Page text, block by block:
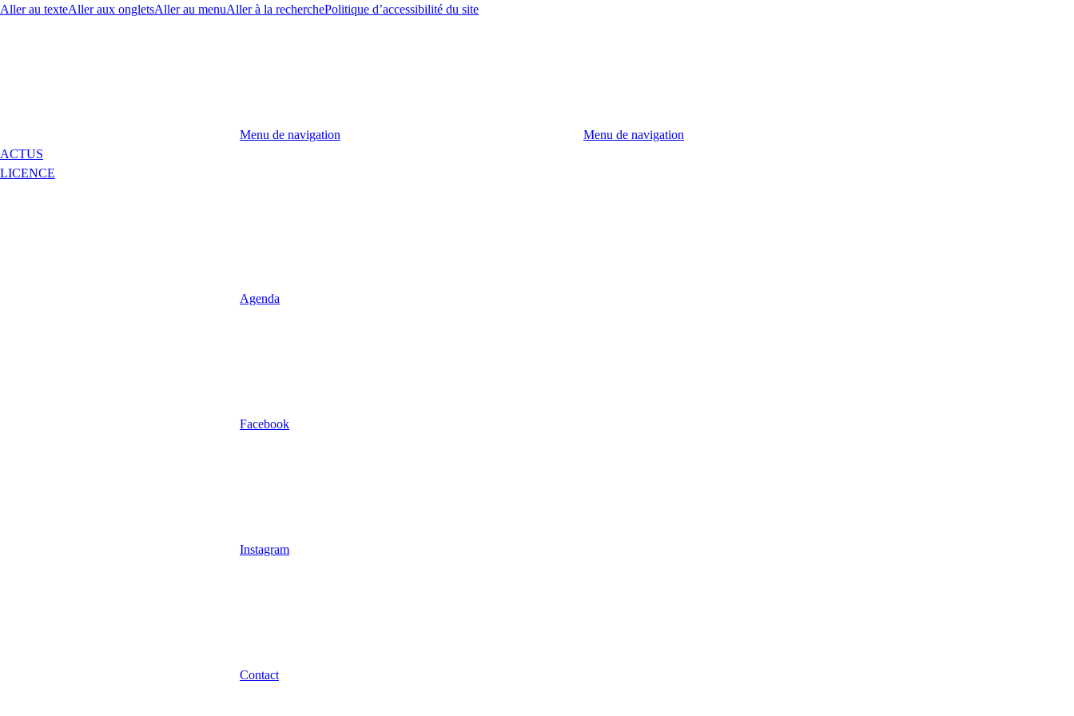
Aller au texteAller aux ongletsAller au menuAller à la recherchePolitique d’accessibilité du site
Menu de navigation
Menu de navigation
ACTUS
LICENCE
Agenda
Facebook
Instagram
Contact